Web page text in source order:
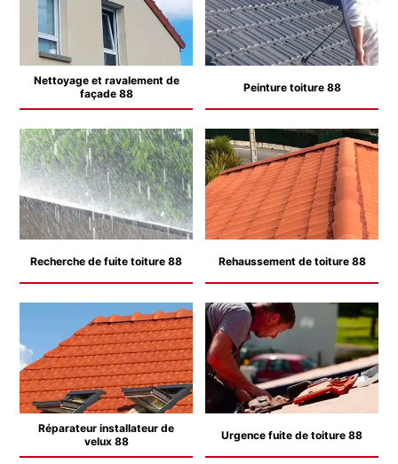
Nettoyage et ravalement de
façade 88
Peinture toiture 88
Recherche de fuite toiture 88 Rehaussement de toiture 88
Réparateur installateur de
velux 88
Urgence fuite de toiture 88